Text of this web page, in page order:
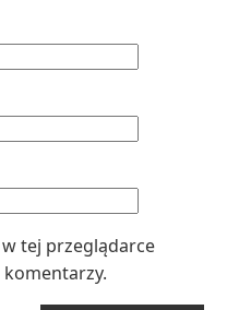
tej przeglądarce